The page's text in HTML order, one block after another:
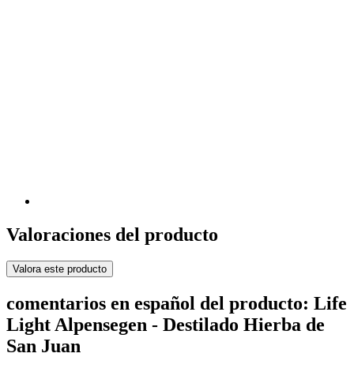
Valoraciones del producto
Valora este producto
comentarios en español del producto: Life
Light Alpensegen - Destilado Hierba de
San Juan